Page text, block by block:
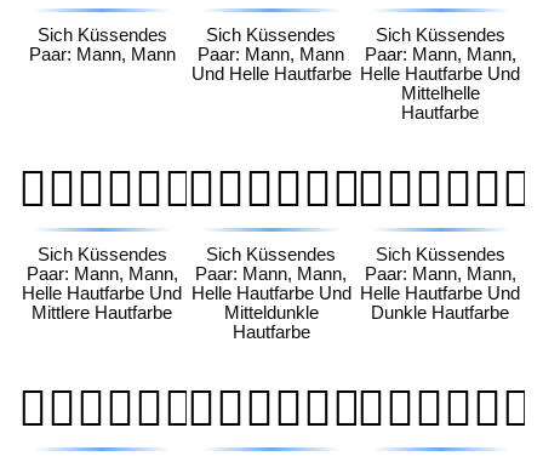
Sich Küssendes
Paar: Mann, Mann
Sich Küssendes
Paar: Mann, Mann
Und Helle Hautfarbe
Sich Küssendes
Paar: Mann, Mann,
Helle Hautfarbe Und
Mittelhelle
Hautfarbe
👨🏻‍❤️‍💋‍👨🏽
Sich Küssendes
Paar: Mann, Mann,
Helle Hautfarbe Und
Mittlere Hautfarbe
👨🏻‍❤️‍💋‍👨🏾
Sich Küssendes
Paar: Mann, Mann,
Helle Hautfarbe Und
Mitteldunkle
Hautfarbe
👨🏻‍❤️‍💋‍👨🏿
Sich Küssendes
Paar: Mann, Mann,
Helle Hautfarbe Und
Dunkle Hautfarbe
👨🏼‍❤️‍💋‍👨🏻👨🏼‍❤️‍💋‍👨🏼👨🏼‍❤️‍💋‍👨🏽